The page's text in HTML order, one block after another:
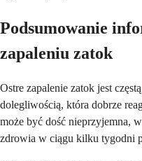
Podsumowanie
zapaleniu zatok
Ostre zapalenie zatok jest
dolegliwością, która dobrze
może być dość nieprzyjemna,
zdrowia w ciągu kilku tygodni